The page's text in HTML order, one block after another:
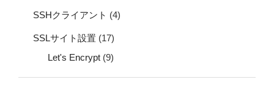
SSHクライアント (4)
SSLサイト設置 (17)
Let's Encrypt (9)